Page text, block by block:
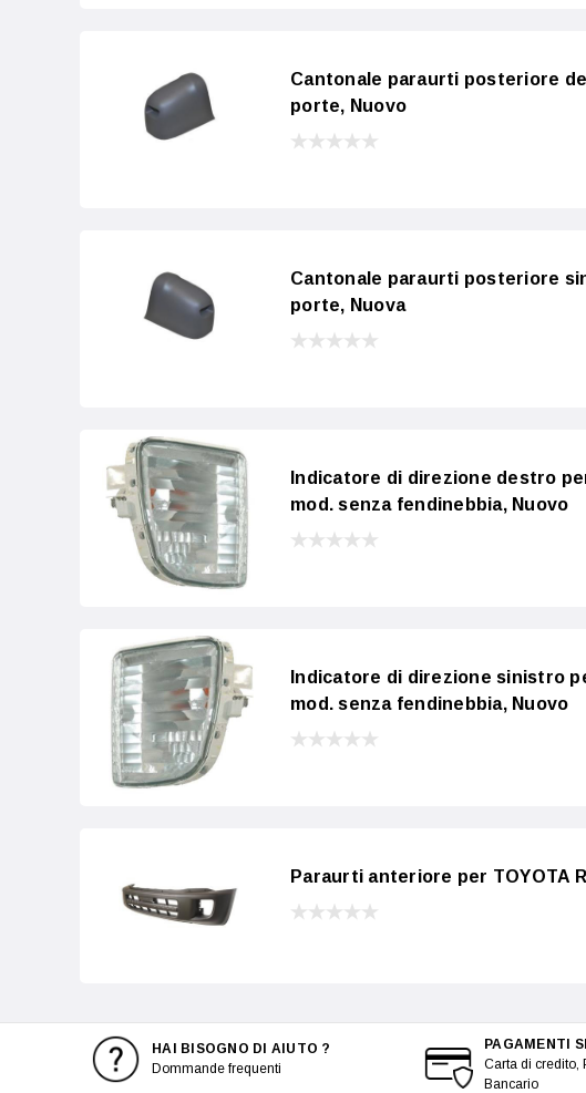
Cantonale paraurti posteriore
porte, Nuovo
Cantonale paraurti posteriore
porte, Nuova
Indicatore di direzione destro
mod. senza fendinebbia, Nuovo
Indicatore di direzione sinistro
mod. senza fendinebbia, Nuovo
Paraurti anteriore per TOYOTA
HAI BISOGNO DI AIUTO ?
Dommande frequenti
PAGAMENTI
Carta di credito,
Bancario